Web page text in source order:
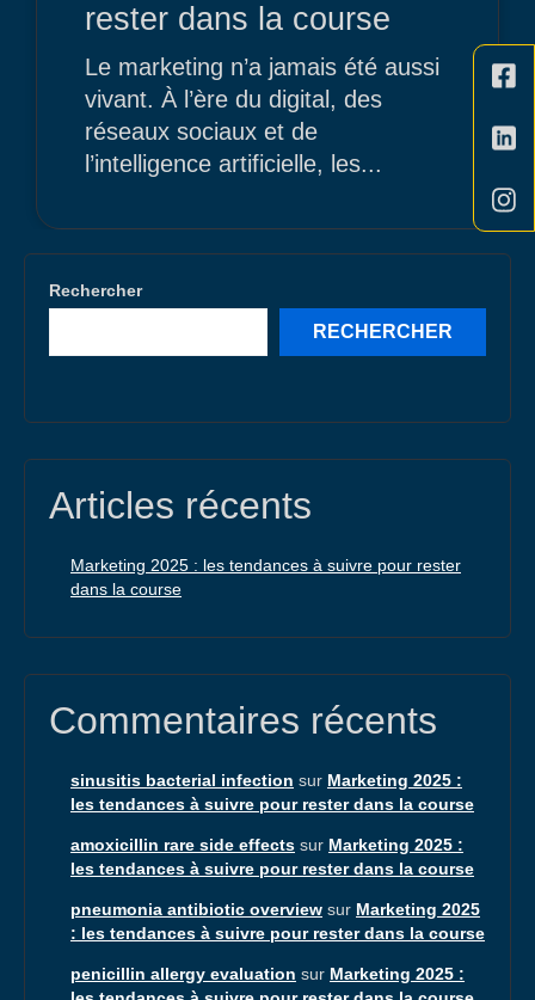
rester dans la course
Le marketing n’a jamais été aussi
vivant. À l’ère du digital, des
réseaux sociaux et de
l’intelligence artificielle, les...
Rechercher
RECHERCHER
Articles récents
Marketing 2025 : les tendances à suivre pour rester
dans la course
Commentaires récents
sinusitis bacterial infection sur Marketing 2025 :
les tendances à suivre pour rester dans la course
amoxicillin rare side effects sur Marketing 2025 :
les tendances à suivre pour rester dans la course
pneumonia antibiotic overview sur Marketing 2025
: les tendances à suivre pour rester dans la course
penicillin allergy evaluation sur Marketing 2025 :